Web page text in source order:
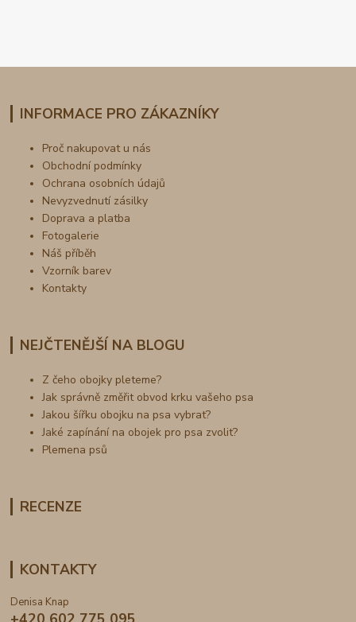
INFORMACE PRO ZÁKAZNÍKY
Proč nakupovat u nás
Obchodní podmínky
Ochrana osobních údajů
Nevyzvednutí zásilky
Doprava a platba
Fotogalerie
Náš příběh
Vzorník barev
Kontakty
NEJČTENĚJŠÍ NA BLOGU
Z čeho obojky pleteme?
Jak správně změřit obvod krku vašeho psa
Jakou šířku obojku na psa vybrat?
Jaké zapínání na obojek pro psa zvolit?
Plemena psů
RECENZE
KONTAKTY
Denisa Knap